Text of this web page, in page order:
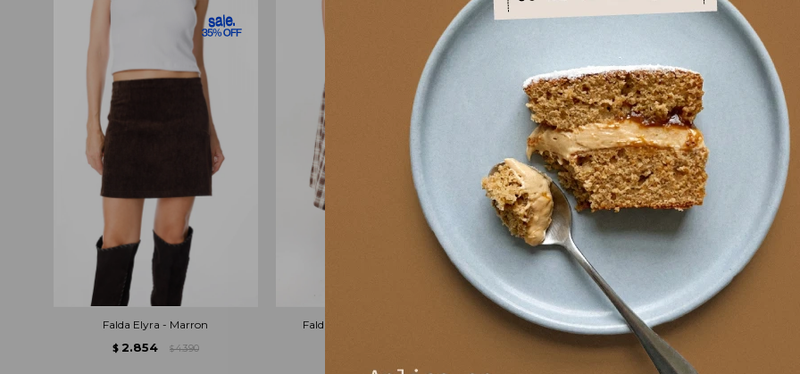
Falda Elyra - Marron
$ 2.854 $ 4.390
Falda Rectangular - Cuadrille Falda New Formentera - Negro
$ 5.391 $ 5.990